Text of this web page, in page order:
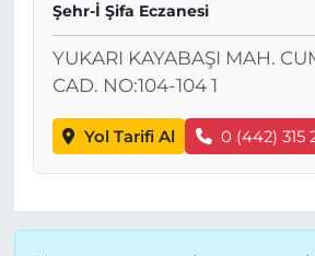
Şehr-İ Şifa Eczanesi
YUKARI KAYABAŞI MAH.
CAD. NO:104-104 1
Yol Tarifi Al 0 (442) 315